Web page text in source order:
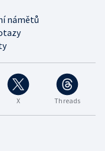
námětů
X Threads